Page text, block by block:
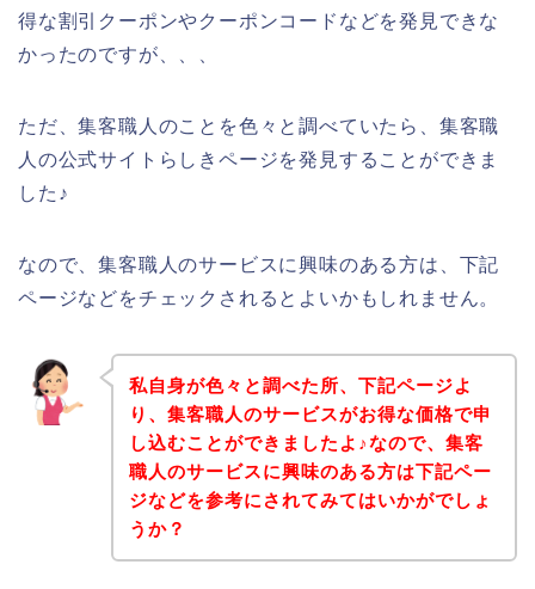
得な割引クーポンやクーポンコードなどを発見できな
かったのですが、、、
ただ、集客職人のことを色々と調べていたら、集客職
人の公式サイトらしきページを発見することができま
した♪
なので、集客職人のサービスに興味のある方は、下記
ページなどをチェックされるとよいかもしれません。
私自身が色々と調べた所、下記ページよ
り、集客職人のサービスがお得な価格で申
し込むことができましたよ♪なので、集客
職人のサービスに興味のある方は下記ペー
ジなどを参考にされてみてはいかがでしょ
うか？